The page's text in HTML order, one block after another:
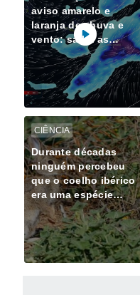
aviso amarelo e
laranja de chuva e
vento: saiba as
horas mais críticas
desta quinta, 6 de
agosto
CIÊNCIA
Durante décadas
ninguém percebeu
que o coelho ibérico
era uma espécie
diferente e isso
muda tudo